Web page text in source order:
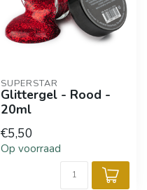
SUPERSTAR
Glittergel - Rood -
20ml
€5,50
Op voorraad